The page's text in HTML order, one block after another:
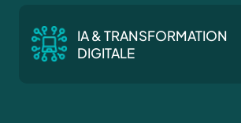
IA & TRANSFORMATION
DIGITALE